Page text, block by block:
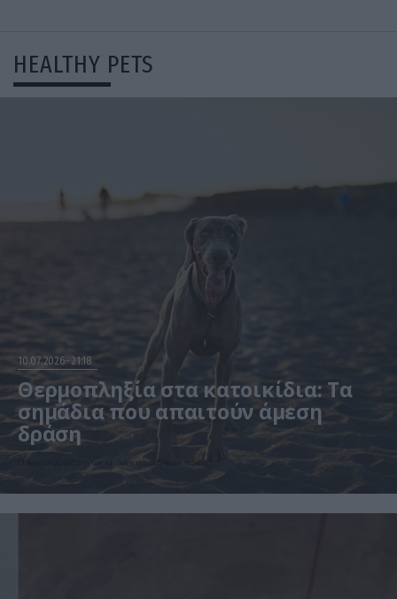
HEALTHY PETS
10.07.2026 21:18
Θερμοπληξία στα κατοικίδια: Τα
σημάδια που απαιτούν άμεση
δράση
Ο καύσωνας αυξάνει τον κίνδυνο για σκύλους και γάτες